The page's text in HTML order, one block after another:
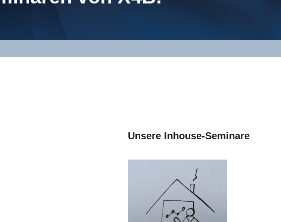
Unsere Inhouse-Seminare